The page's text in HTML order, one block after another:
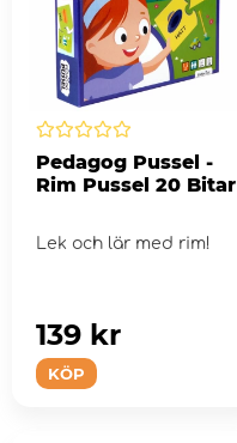
Pedagog Pussel -
Rim Pussel 20 Bitar
Lek och lär med rim!
KÖP
139 kr